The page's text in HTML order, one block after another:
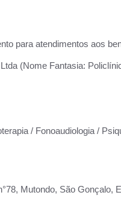
para atendimentos aos
(Nome Fantasia:
/ Fonoaudiologia /
Mutondo, São Gonçalo,